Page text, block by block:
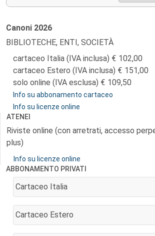
Canoni 2026
BIBLIOTECHE, ENTI, SOCIETÀ
cartaceo Italia (IVA inclusa)
102,00
cartaceo Estero (IVA inclusa)
151,00
solo online (IVA esclusa)
109,50
Info su abbonamento cartaceo
Info su licenze online
ATENEI
Riviste online (con arretrati, accesso
plus)
Info su licenze online
ABBONAMENTO PRIVATI
Cartaceo Italia
AGGIUNGI AL CARRELLO
Cartaceo Estero
AGGIUNGI AL CARRELLO